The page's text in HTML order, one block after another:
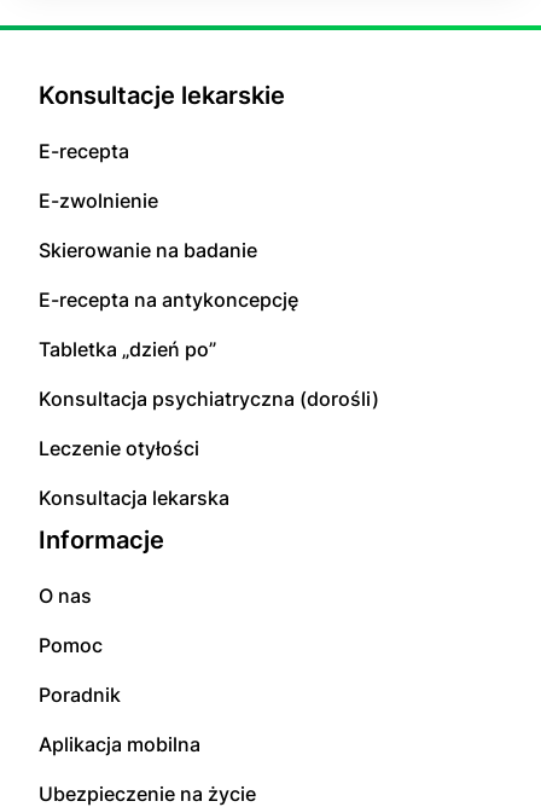
Konsultacje lekarskie
E-recepta
E-zwolnienie
Skierowanie na badanie
E-recepta na antykoncepcję
Tabletka „dzień po”
Konsultacja psychiatryczna (dorośli)
Leczenie otyłości
Konsultacja lekarska
Informacje
O nas
Pomoc
Poradnik
Aplikacja mobilna
Ubezpieczenie na życie